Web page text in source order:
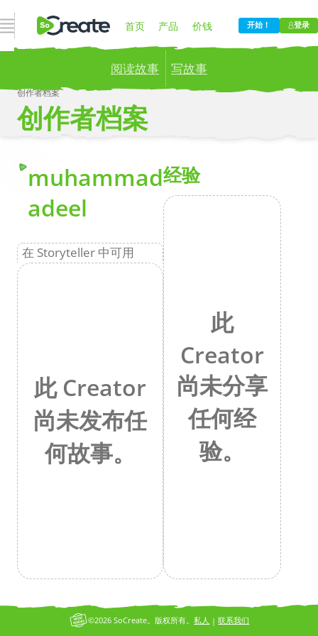
打开导航 首页 产品 价钱
博客 公司
开始！ 登录
阅读故事 写故事
Publish your stories to a global audience.
now!
创作者档案
创作者档案
MA
muhammad
adeel
在 Storyteller 中可用
更
此 Creator
尚未发布任
何故事。
经验
此
Creator
尚未分享
任何经
验。
私人 |联系我们
©2026 SoCreate。版权所有。